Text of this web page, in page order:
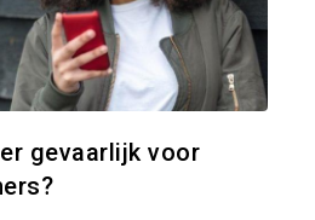
gevaarlijk voor